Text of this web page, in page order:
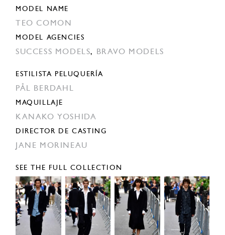
MODEL NAME
TEO COMON
MODEL AGENCIES
SUCCESS MODELS, BRAVO MODELS
ESTILISTA PELUQUERÍA
PÅL BERDAHL
MAQUILLAJE
KANAKO YOSHIDA
DIRECTOR DE CASTING
JANE MORINEAU
SEE THE FULL COLLECTION